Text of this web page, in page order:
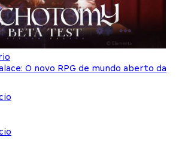
O novo RPG de mundo aberto da